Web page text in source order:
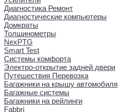
Диагностика Ремонт
Диагностические компьютеры
Домкраты
Толщинометры
NexPTG
Smart Test
Системы комфорта
Электро-открытие задней двери
Путешествия Перевозка
Багажники на крышу автомобиля
Багажные системы
Багажники на рейлинги
Fabbri